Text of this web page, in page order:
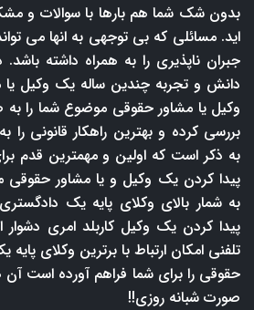
بدون شک شما هم بارها با سوالات و
اید. مسائلی که بی توجهی به انها می
جبران ناپذیری را به همراه داشته
دانش و تجربه چندین ساله یک وکیل یا
وکیل یا مشاور حقوقی موضوع شما را
بررسی کرده و بهترین راهکار قانونی را
به ذکر است که اولین و مهمترین قدم
پیدا کردن یک وکیل و یا مشاور
به شمار بالای وکلای پایه یک
پیدا کردن یک وکیل کاربلد امری
تلفنی امکان ارتباط با برترین وکلای
حقوقی را برای شما فراهم آورده است
صورت شبانه روزی!!